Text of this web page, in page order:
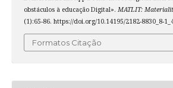
obstáculos à educação Digital». MATLIT:
(1):65-86. https://doi.org/10.14195/2182-8830_8-
Formatos Citação